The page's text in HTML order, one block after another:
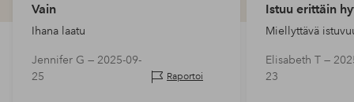
Vain
Ihana laatu
Jennifer G — 2025-09-
25
Raportoi
Istuu erittäin
Miellyttävä
Elisabeth T —
23